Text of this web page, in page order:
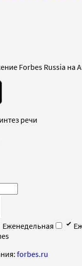
Forbes Russia на
речи
Еженедельная
forbes.ru